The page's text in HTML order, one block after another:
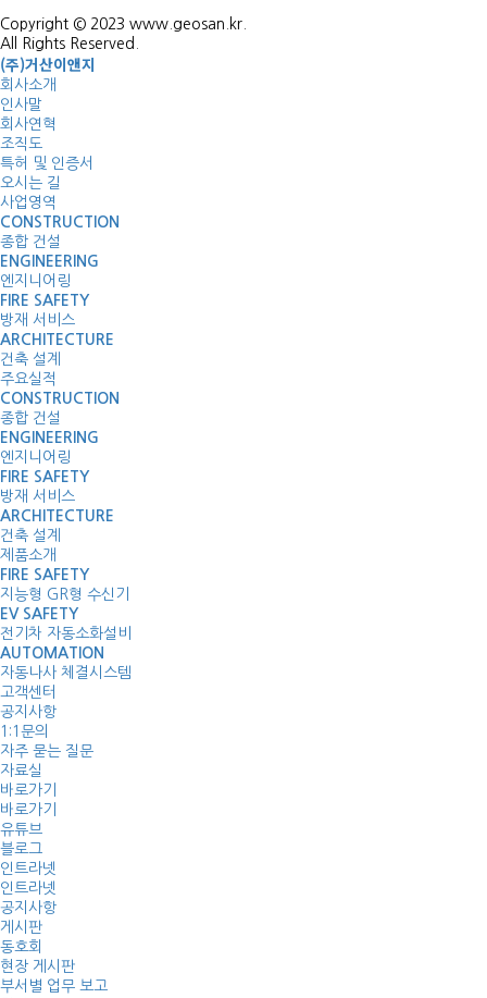
Copyright © 2023 www.geosan.kr.
All Rights Reserved.
(주)거산이앤지
회사소개
인사말
회사연혁
조직도
특허 및 인증서
오시는 길
사업영역
CONSTRUCTION
종합 건설
ENGINEERING
엔지니어링
FIRE SAFETY
방재 서비스
ARCHITECTURE
건축 설계
주요실적
CONSTRUCTION
종합 건설
ENGINEERING
엔지니어링
FIRE SAFETY
방재 서비스
ARCHITECTURE
건축 설계
제품소개
FIRE SAFETY
지능형 GR형 수신기
EV SAFETY
전기차 자동소화설비
AUTOMATION
자동나사 체결시스템
고객센터
공지사항
1:1문의
자주 묻는 질문
자료실
바로가기
바로가기
유튜브
블로그
인트라넷
인트라넷
공지사항
게시판
동호회
현장 게시판
부서별 업무 보고